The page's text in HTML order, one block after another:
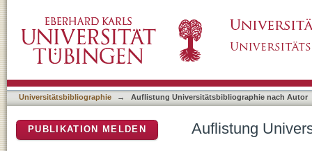
Universitätsbibliographie → Auflistung Universitätsbibliographie nach Autor
Auflistung
PUBLIKATION MELDEN